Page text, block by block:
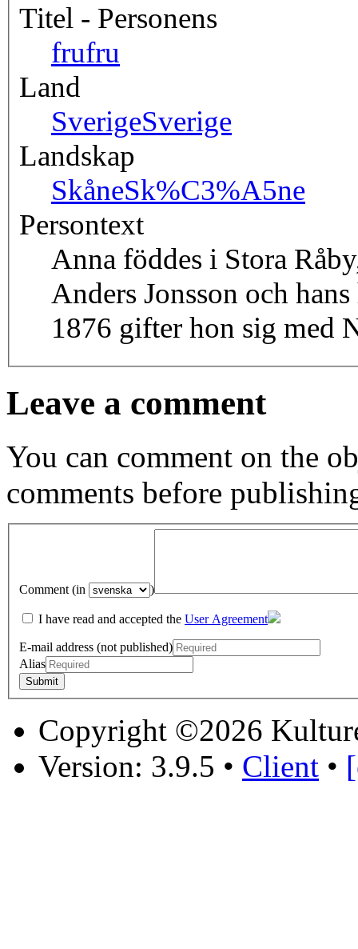
Titel - Personens
frufru
Land
SverigeSverige
Landskap
SkåneSk%C3%A5ne
Persontext
Anna föddes i Stora
Anders Jonsson och
1876 gifter hon sig med
Leave a comment
You can comment on the
comments before
Comment (in )
I have read and accepted the User Agreement
E-mail address (not published)
Alias
Copyright ©2026
Version: 3.9.5 • Client •